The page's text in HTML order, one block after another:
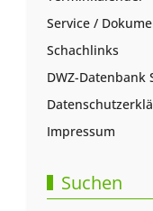
Service /
Schachlinks
DWZ-Datenbank
Impressum
Suchen